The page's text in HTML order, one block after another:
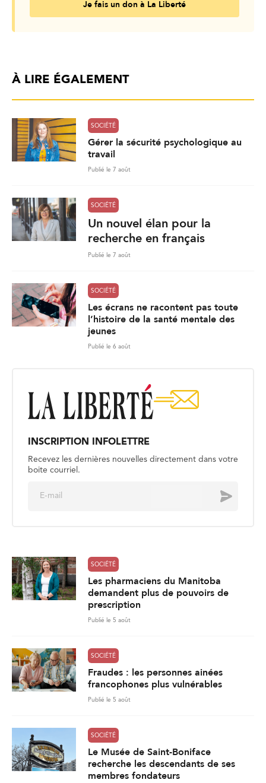
Je fais un don à La Liberté
À LIRE ÉGALEMENT
SOCIÉTÉ
Gérer la sécurité psychologique au
travail
Publié le 7 août
SOCIÉTÉ
Un nouvel élan pour la
recherche en français
Publié le 7 août
SOCIÉTÉ
Les écrans ne racontent pas toute
l’histoire de la santé mentale des
jeunes
Publié le 6 août
INSCRIPTION INFOLETTRE
Recevez les dernières nouvelles directement dans votre
boite courriel.
Envoyer
SOCIÉTÉ
Les pharmaciens du Manitoba
demandent plus de pouvoirs de
prescription
Publié le 5 août
SOCIÉTÉ
Fraudes : les personnes ainées
francophones plus vulnérables
Publié le 5 août
SOCIÉTÉ
Le Musée de Saint-Boniface
recherche les descendants de ses
membres fondateurs